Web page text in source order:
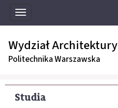
Toggle
navigation
Wydział Architektury
Politechnika Warszawska
Studia